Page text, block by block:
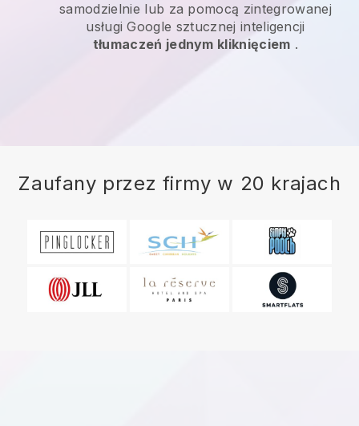
samodzielnie lub za pomocą zintegrowanej
usługi Google sztucznej inteligencji
tłumaczeń jednym kliknięciem .
Zaufany przez firmy w 20 krajach